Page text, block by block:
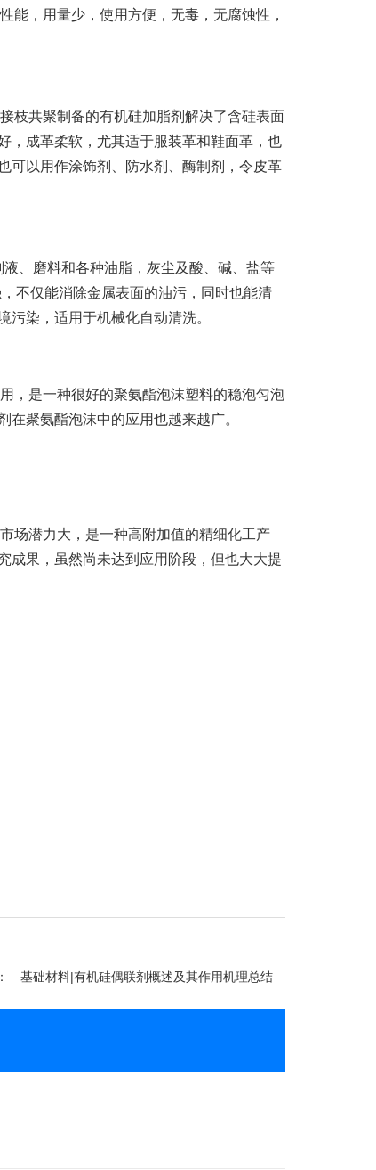
，用量少，使用方便，无毒，无腐蚀性，
共聚制备的有机硅加脂剂解决了含硅表面
，成革柔软，尤其适于服装革和鞋面革，也
可以用作涂饰剂、防水剂、酶制剂，令皮革
、磨料和各种油脂，灰尘及酸、碱、盐等
不仅能消除金属表面的油污，同时也能清
染，适用于机械化自动清洗。
是一种很好的聚氨酯泡沫塑料的稳泡匀泡
聚氨酯泡沫中的应用也越来越广。
潜力大，是一种高附加值的精细化工产
成果，虽然尚未达到应用阶段，但也大大提
基础材料|有机硅偶联剂概述及其作用机理总结